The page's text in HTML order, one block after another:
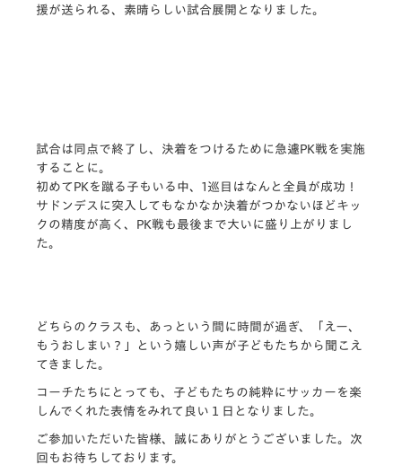
援が送られる、素晴らしい試合展開となりました。
試合は同点で終了し、決着をつけるために急遽PK戦を実施
することに。
初めてPKを蹴る子もいる中、1巡目はなんと全員が成功！
サドンデスに突入してもなかなか決着がつかないほどキッ
クの精度が高く、PK戦も最後まで大いに盛り上がりまし
た。
どちらのクラスも、あっという間に時間が過ぎ、「えー、
もうおしまい？」という嬉しい声が子どもたちから聞こえ
てきました。
コーチたちにとっても、子どもたちの純粋にサッカーを楽
しんでくれた表情をみれて良い１日となりました。
ご参加いただいた皆様、誠にありがとうございました。次
回もお待ちしております。